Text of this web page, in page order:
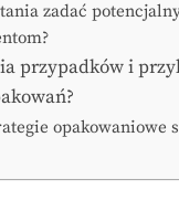
zadać
przypadków i
opakowaniowe